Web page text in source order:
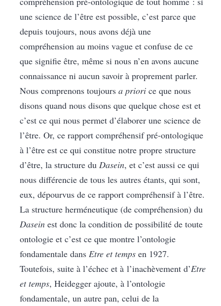
une science de l’être est possible, c’est parce que
depuis toujours, nous avons déjà une
compréhension au moins vague et confuse de ce
que signifie être, même si nous n’en avons aucune
connaissance ni aucun savoir à proprement parler.
Nous comprenons toujours a priori ce que nous
disons quand nous disons que quelque chose est et
c’est ce qui nous permet d’élaborer une science de
l’être. Or, ce rapport compréhensif pré-ontologique
à l’être est ce qui constitue notre propre structure
d’être, la structure du Dasein, et c’est aussi ce qui
nous différencie de tous les autres étants, qui sont,
eux, dépourvus de ce rapport compréhensif à l’être.
La structure herméneutique (de compréhension) du
Dasein est donc la condition de possibilité de toute
ontologie et c’est ce que montre l’ontologie
fondamentale dans Etre et temps en 1927.
Toutefois, suite à l’échec et à l’inachèvement d’Etre
et temps, Heidegger ajoute, à l’ontologie
fondamentale, un autre pan, celui de la